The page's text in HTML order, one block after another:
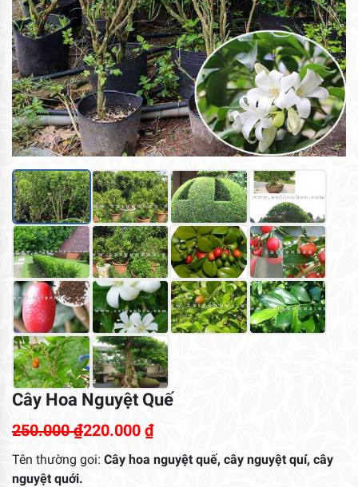
Cây Hoa Nguyệt Quế
250.000₫220.000 ₫
Tên thường goi: Cây hoa nguyệt quế, cây nguyệt quí, cây
nguyệt quới.